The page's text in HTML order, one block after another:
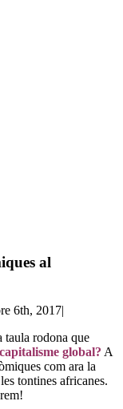
al
6th, 2017|
taula rodona que
global? A
com ara la
tontines africanes.